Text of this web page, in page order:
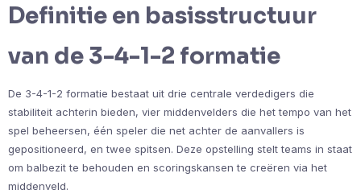
Definitie en basisstructuur
van de 3-4-1-2 formatie
De 3-4-1-2 formatie bestaat uit drie centrale verdedigers die
stabiliteit achterin bieden, vier middenvelders die het tempo van het
spel beheersen, één speler die net achter de aanvallers is
gepositioneerd, en twee spitsen. Deze opstelling stelt teams in staat
om balbezit te behouden en scoringskansen te creëren via het
middenveld.